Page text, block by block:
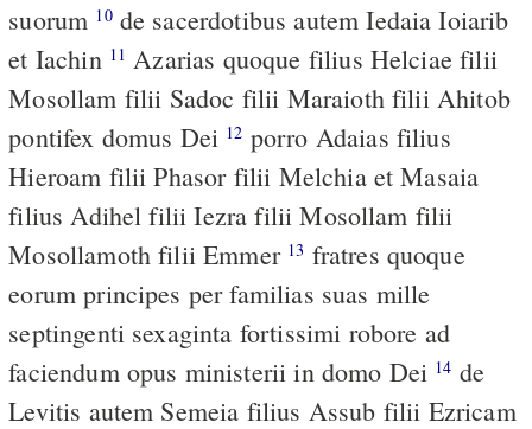
suorum 10de sacerdotibus autem Iedaia Ioiarib
et Iachin 11
Mosollam filii Sadoc filii Maraioth filii Ahitob
pontifex domus Dei 12
Hieroam filii Phasor filii Melchia et Masaia
filius Adihel filii Iezra filii Mosollam filii
Mosollamoth filii Emmer 13
eorum principes per familias suas mille
septingenti sexaginta fortissimi robore ad
faciendum opus ministerii in domo Dei 14
Levitis autem Semeia filius Assub filii Ezricam